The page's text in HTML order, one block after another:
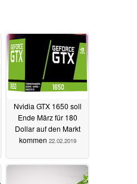
Nvidia GTX 1650 soll
Ende März für 180
Dollar auf den Markt
kommen 22.02.2019